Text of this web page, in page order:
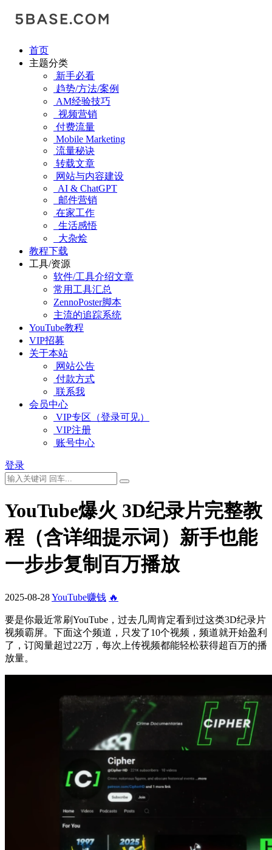
首页
主题分类
新手必看
趋势/方法/案例
AM经验技巧
视频营销
付费流量
Mobile Marketing
流量秘诀
转载文章
网站与内容建设
AI & ChatGPT
邮件营销
在家工作
生活感悟
大杂烩
教程下载
工具/资源
软件/工具介绍文章
常用工具汇总
ZennoPoster脚本
主流的追踪系统
YouTube教程
VIP招募
关于本站
网站公告
付款方式
联系我
会员中心
VIP专区（登录可见）
VIP注册
账号中心
登录
YouTube爆火 3D纪录片完整教
程（含详细提示词）新手也能
一步步复制百万播放
2025-08-28YouTube赚钱 🔥
要是你最近常刷YouTube，过去几周肯定看到过这类3D纪录片
视频霸屏。下面这个频道，只发了10个视频，频道就开始盈利
了，订阅量超过22万，每次上传视频都能轻松获得超百万的播
放量。